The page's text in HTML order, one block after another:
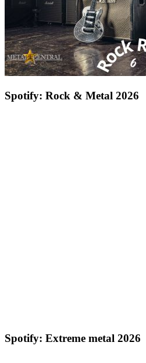
Spotify: Rock & Metal 2026
Spotify: Extreme metal 2026